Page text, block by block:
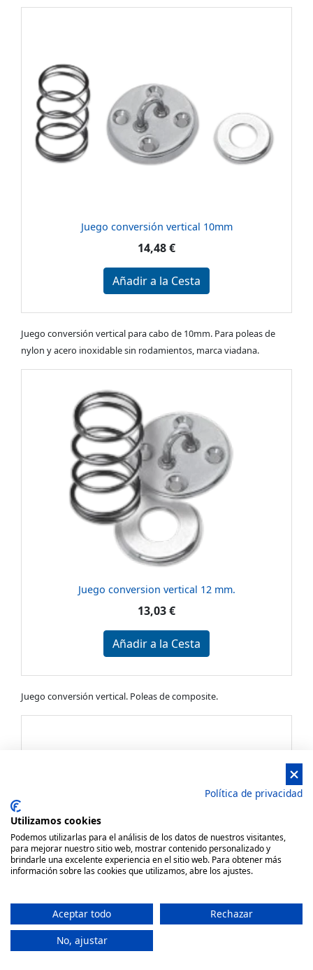
Juego conversión vertical 10mm
14,48 €
Añadir a la Cesta
Juego conversión vertical para cabo de 10mm. Para poleas de
nylon y acero inoxidable sin rodamientos, marca viadana.
Juego conversion vertical 12 mm.
13,03 €
Añadir a la Cesta
Juego conversión vertical. Poleas de composite.
Juego conversión vertical 12mm
11,77 €
Política de privacidad
Utilizamos cookies
Podemos utilizarlas para el análisis de los datos de nuestros visitantes,
para mejorar nuestro sitio web, mostrar contenido personalizado y
brindarle una excelente experiencia en el sitio web. Para obtener más
información sobre las cookies que utilizamos, abre los ajustes.
Aceptar todo
Rechazar
No, ajustar